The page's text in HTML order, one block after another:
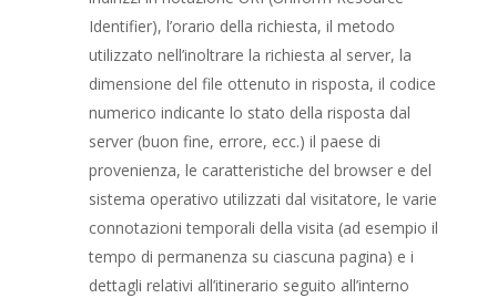
Identifier), l’orario della richiesta, il metodo
utilizzato nell’inoltrare la richiesta al server, la
dimensione del file ottenuto in risposta, il codice
numerico indicante lo stato della risposta dal
server (buon fine, errore, ecc.) il paese di
provenienza, le caratteristiche del browser e del
sistema operativo utilizzati dal visitatore, le varie
connotazioni temporali della visita (ad esempio il
tempo di permanenza su ciascuna pagina) e i
dettagli relativi all’itinerario seguito all’interno